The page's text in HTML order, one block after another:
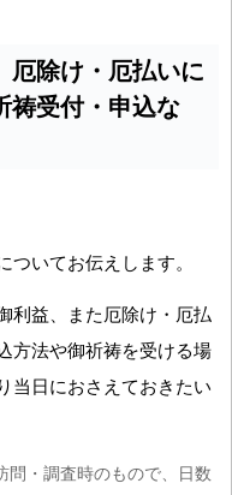
厄除け・厄払いに
祷受付・申込な
いてお伝えします。
利益、また厄除け・厄払
方法や御祈祷を受ける場
当日におさえておきたい
・調査時のもので、日数